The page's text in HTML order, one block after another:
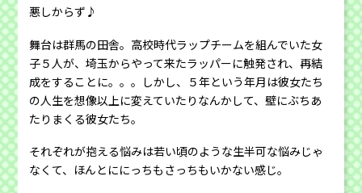
悪しからず♪
舞台は群馬の田舎。高校時代ラップチームを組んでいた女
子５人が、埼玉からやって来たラッパーに触発され、再結
成をすることに。。。しかし、５年という年月は彼女たち
の人生を想像以上に変えていたりなんかして、壁にぶちあ
たりまくる彼女たち。
それぞれが抱える悩みは若い頃のような生半可な悩みじゃ
なくて、ほんとににっちもさっちもいかない感じ。